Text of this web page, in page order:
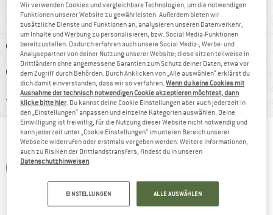
1 Stern
VORTEILE
NACHTEILE
EINSATZBEREICH
LOBVSTADEL
Petra
Wir verwenden Cookies und vergleichbare Technologien, um die notwendigen
Funktionen unserer Website zu gewährleisten. Außerdem bieten wir
zusätzliche Dienste und Funktionen an, analysieren unseren Datenverkehr,
um Inhalte und Werbung zu personalisieren, bzw. Social Media-Funktionen
bereitzustellen. Dadurch erfahren auch unsere Social Media-, Werbe- und
Analysepartner von deiner Nutzung unserer Website; diese sitzen teilweise in
Drittländern ohne angemessene Garantien zum Schutz deiner Daten, etwa vor
dem Zugriff durch Behörden. Durch Anklicken von „Alle auswählen“ erklärst du
dich damit einverstanden, dass wir so verfahren.Wenn du keine Cookies mit
Ausnahme der technisch notwendigen Cookie akzeptieren möchtest, dann
klicke bitte hier. Du kannst deine Cookie Einstellungen aber auch jederzeit in
den „Einstellungen“ anpassen und einzelne Kategorien auswählen. Deine
Einwilligung ist freiwillig, für die Nutzung dieser Website nicht notwendig und
kann jederzeit unter „Cookie Einstellungen“ im unteren Bereich unserer
Webseite widerrufen oder erstmals vergeben werden. Weitere Informationen,
auch zu Risiken der Drittlandstransfers, findest du in unseren
Datenschutzhinweisen.
EINSTELLUNGEN ALLE AUSWÄHLEN